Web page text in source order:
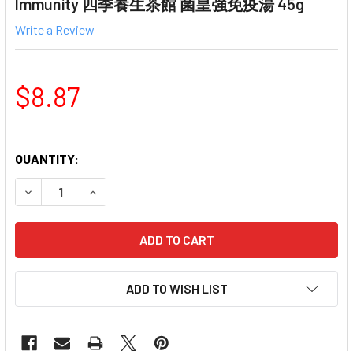
Immunity 四季養生茶館 菌皇強免疫湯 45g
Write a Review
$8.87
QUANTITY:
DECREASE QUANTITY OF TEA ROOM MUSHROOMS SOUP
INCREASE QUANTITY OF TEA ROOM
ADD TO WISH LIST